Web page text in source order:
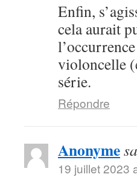
Enfin,
cela aurait
violoncelle
série.
Répondre
Anonyme
19 juillet 2023